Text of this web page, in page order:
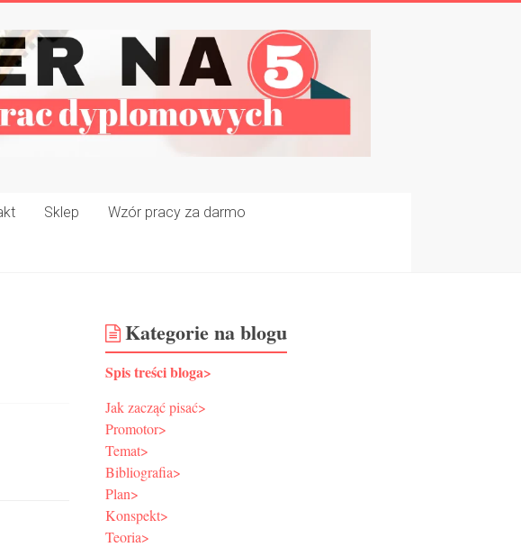
Sklep Wzór pracy za darmo
Kategorie na blogu
Spis treści bloga>
Jak zacząć pisać>
Promotor>
Temat>
Bibliografia>
Plan>
Konspekt>
Teoria>